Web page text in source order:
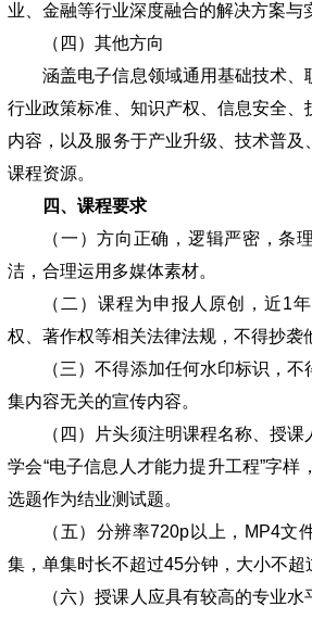
业、金融等行业深度融合的解决方案与
（四）其他方向
涵盖电子信息领域通用基础技术
行业政策标准、知识产权、信息安全
内容，以及服务于产业升级、技术普
课程资源。
四、课程要求
（一）方向正确，逻辑严密，条
洁，合理运用多媒体素材。
（二）课程为申报人原创，近1
权、著作权等相关法律法规，不得抄袭
（三）不得添加任何水印标识，
集内容无关的宣传内容。
（四）片头须注明课程名称、授
学会“电子信息人才能力提升工程”字
选题作为结业测试题。
（五）分辨率720p以上，MP4文
集，单集时长不超过45分钟，大小不超
（六）授课人应具有较高的专业